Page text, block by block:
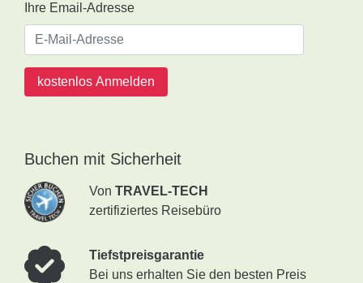
Ihre Email-Adresse
kostenlos Anmelden
Buchen mit Sicherheit
Von TRAVEL-TECH
zertifiziertes Reisebüro
Tiefstpreisgarantie
Bei uns erhalten Sie den besten Preis